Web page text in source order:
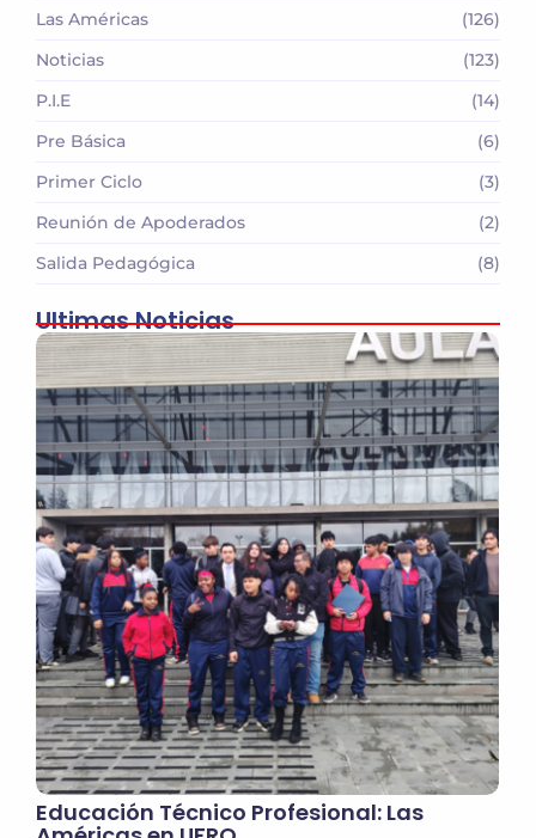
Las Américas
(126)
Noticias
(123)
P.I.E
(14)
Pre Básica
(6)
Primer Ciclo
(3)
Reunión de Apoderados
(2)
Salida Pedagógica
(8)
Ultimas Noticias
Educación Técnico Profesional: Las